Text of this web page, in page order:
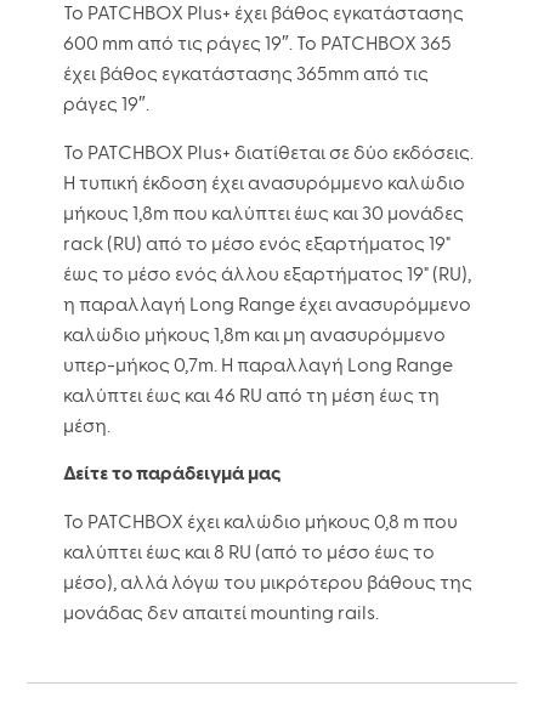
Το PATCHBOX Plus+ έχει βάθος εγκατάστασης
600 mm από τις ράγες 19″. Το PATCHBOX 365
έχει βάθος εγκατάστασης 365mm από τις
ράγες 19″.
Το PATCHBOX Plus+ διατίθεται σε δύο εκδόσεις.
Η τυπική έκδοση έχει ανασυρόμμενο καλώδιο
μήκους 1,8m που καλύπτει έως και 30 μονάδες
rack (RU) από το μέσο ενός εξαρτήματος 19"
έως το μέσο ενός άλλου εξαρτήματος 19" (RU),
η παραλλαγή Long Range έχει ανασυρόμμενο
καλώδιο μήκους 1,8m και μη ανασυρόμμενο
υπερ-μήκος 0,7m. Η παραλλαγή Long Range
καλύπτει έως και 46 RU από τη μέση έως τη
μέση.
Δείτε το παράδειγμά μας
Το PATCHBOX έχει καλώδιο μήκους 0,8 m που
καλύπτει έως και 8 RU (από το μέσο έως το
μέσο), αλλά λόγω του μικρότερου βάθους της
μονάδας δεν απαιτεί mounting rails.